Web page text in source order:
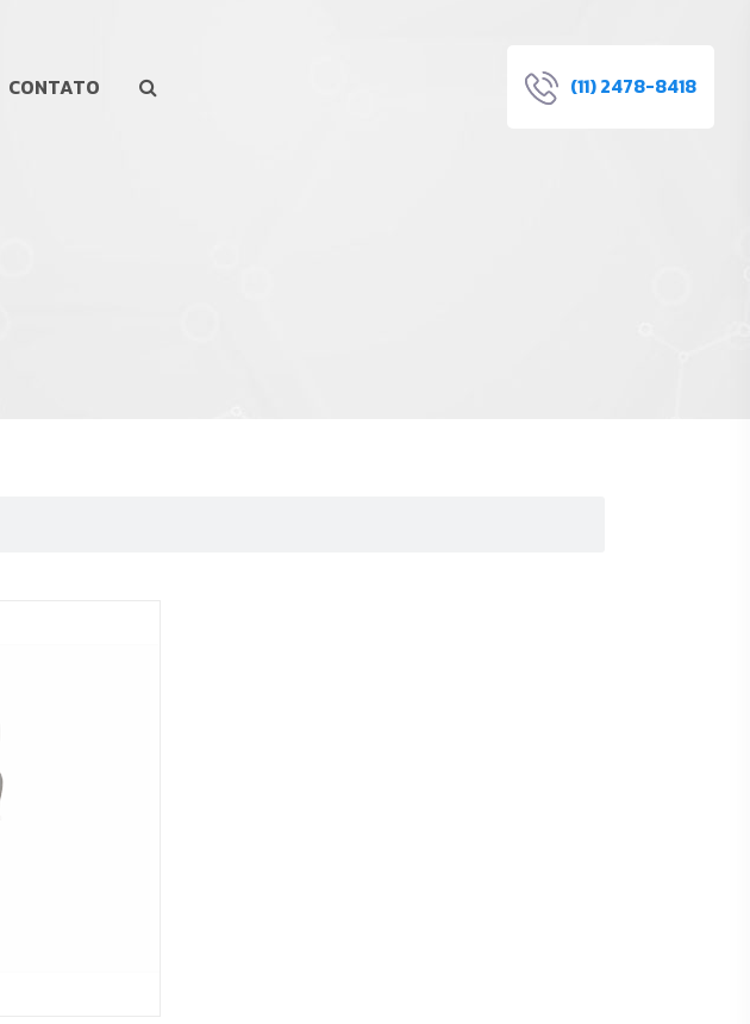
CONTATO (11) 2478-8418